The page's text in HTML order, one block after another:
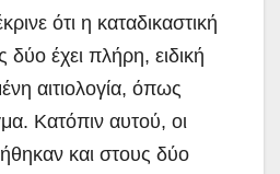
ότι η καταδικαστική
έχει πλήρη, ειδική
αιτιολογία, όπως
Κατόπιν αυτού, οι
και στους δύο